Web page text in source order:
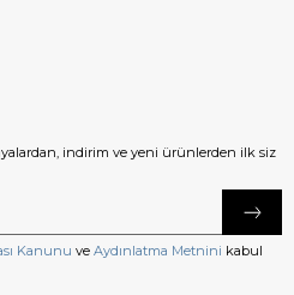
indirim ve yeni ürünlerden ilk siz
Kanunu ve Aydınlatma Metnini kabul